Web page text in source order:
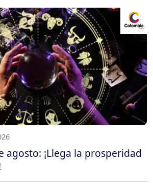
agosto: ¡Llega la prosperidad